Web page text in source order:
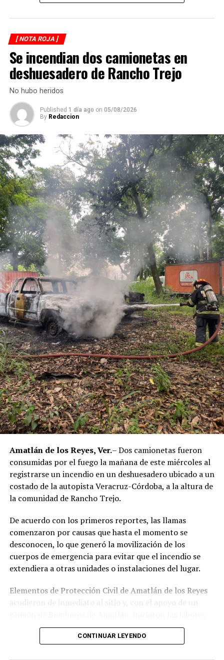
Dos casos de secuestro agravado en Veracruz
ANTES
De Puebla, el hombre que murió prensado
[ NOTA ROJA ]
Se incendian dos camionetas en
deshuesadero de Rancho Trejo
No hubo heridos
Published 1 día ago on 05/08/2026
By Redaccion
Amatlán de los Reyes, Ver.– Dos camionetas fueron
consumidas por el fuego la mañana de este miércoles al
registrarse un incendio en un deshuesadero ubicado a un
costado de la autopista Veracruz-Córdoba, a la altura de
la comunidad de Rancho Trejo.
De acuerdo con los primeros reportes, las llamas
comenzaron por causas que hasta el momento se
desconocen, lo que generó la movilización de los
cuerpos de emergencia para evitar que el incendio se
extendiera a otras unidades o instalaciones del lugar.
Elementos de Protección Civil de Amatlán de los Reyes
acudieron de inmediato al sitio y, con el apoyo de un
para sofocar el fuego, logrando controlar la emergencia
tras varios minutos de trabajo.
CONTINUAR LEYENDO